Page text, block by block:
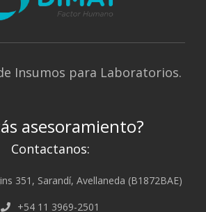
Insumos para Laboratorios.
asesoramiento?
Contactanos:
351, Sarandí, Avellaneda (B1872BAE)
+54 11 3969-2501